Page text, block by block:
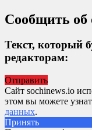
Сообщить об
Текст, который
редакторам:
Отправить
Сайт sochinews.io
этом вы можете
данных.
Принять